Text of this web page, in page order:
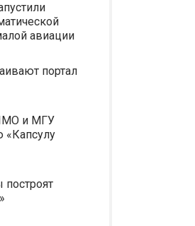
авиации
портал
и МГУ
«Капсулу